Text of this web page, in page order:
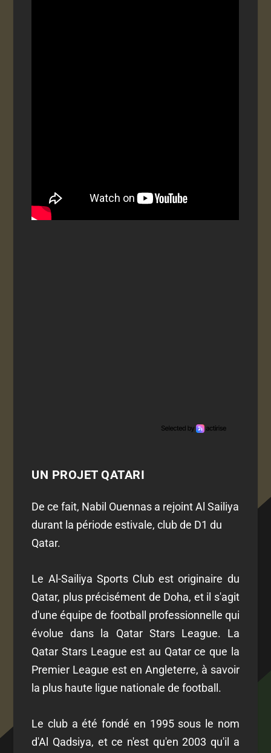
UN PROJET QATARI
De ce fait, Nabil Ouennas a rejoint Al Sailiya
durant la période estivale, club de D1 du
Qatar.
Le Al-Sailiya Sports Club est originaire du
Qatar, plus précisément de Doha, et il s'agit
d'une équipe de football professionnelle qui
évolue dans la Qatar Stars League. La
Qatar Stars League est au Qatar ce que la
Premier League est en Angleterre, à savoir
la plus haute ligue nationale de football.
Le club a été fondé en 1995 sous le nom
d'Al Qadsiya, et ce n'est qu'en 2003 qu'il a